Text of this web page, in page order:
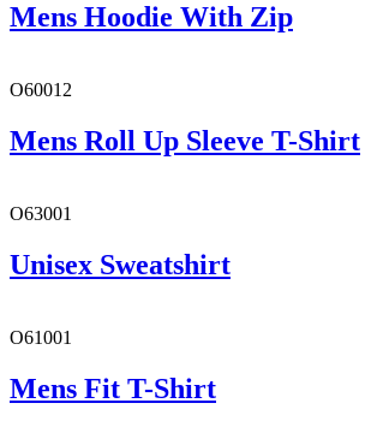
Mens Hoodie With Zip
O60012
Mens Roll Up Sleeve T-Shirt
O63001
Unisex Sweatshirt
O61001
Mens Fit T-Shirt